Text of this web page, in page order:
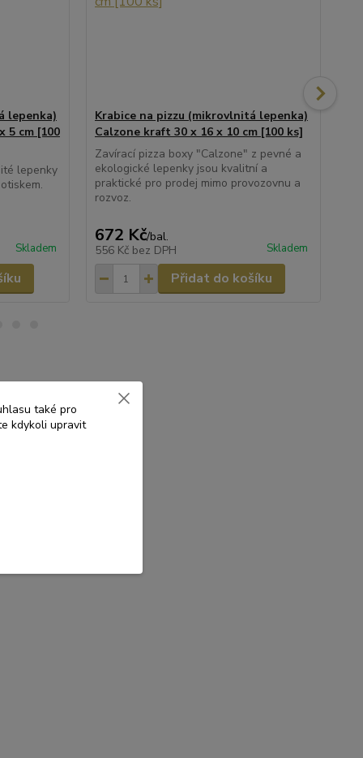
lepenka)
5 cm [100
lepenky
Skladem
Krabice na pizzu (mikrovlnitá lepenka)
Calzone kraft 30 x 16 x 10 cm [100 ks]
Zavírací pizza boxy "Calzone" z pevné a
ekologické lepenky jsou kvalitní a
praktické pro prodej mimo provozovnu a
rozvoz.
672 Kč/bal.
556 Kč bez DPH Skladem
Přidat do košíku
také pro
kdykoli upravit